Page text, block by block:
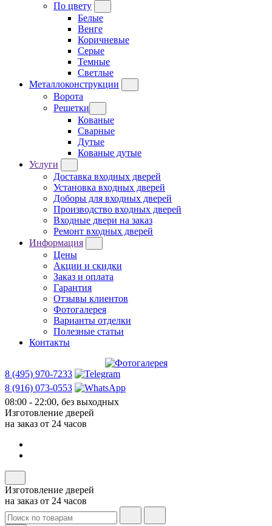
По цвету
Белые
Венге
Коричневые
Серые
Темные
Светлые
Металлоконструкции
Ворота
Решетки
Кованые
Сварные
Дутые
Кованые дутые
Услуги
Доставка входных дверей
Установка входных дверей
Доборы для входных дверей
Производство входных дверей
Входные двери на заказ
Ремонт входных дверей
Информация
Цены
Акции и скидки
Заказ и оплата
Гарантия
Отзывы клиентов
Фотогалерея
Варианты отделки
Полезные статьи
Контакты
8 (495) 970-7233
8 (916) 073-0553
08:00 - 22:00, без выходных
Изготовление дверей
на заказ от 24 часов
Изготовление дверей
на заказ от 24 часов